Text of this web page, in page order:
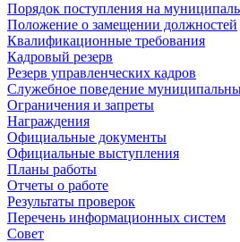
Порядок поступления на
Положение о замещении должностей
Квалификационные требования
Кадровый резерв
Резерв управленческих кадров
Служебное поведение
Ограничения и запреты
Награждения
Официальные документы
Официальные выступления
Планы работы
Отчеты о работе
Результаты проверок
Перечень информационных систем
Совет